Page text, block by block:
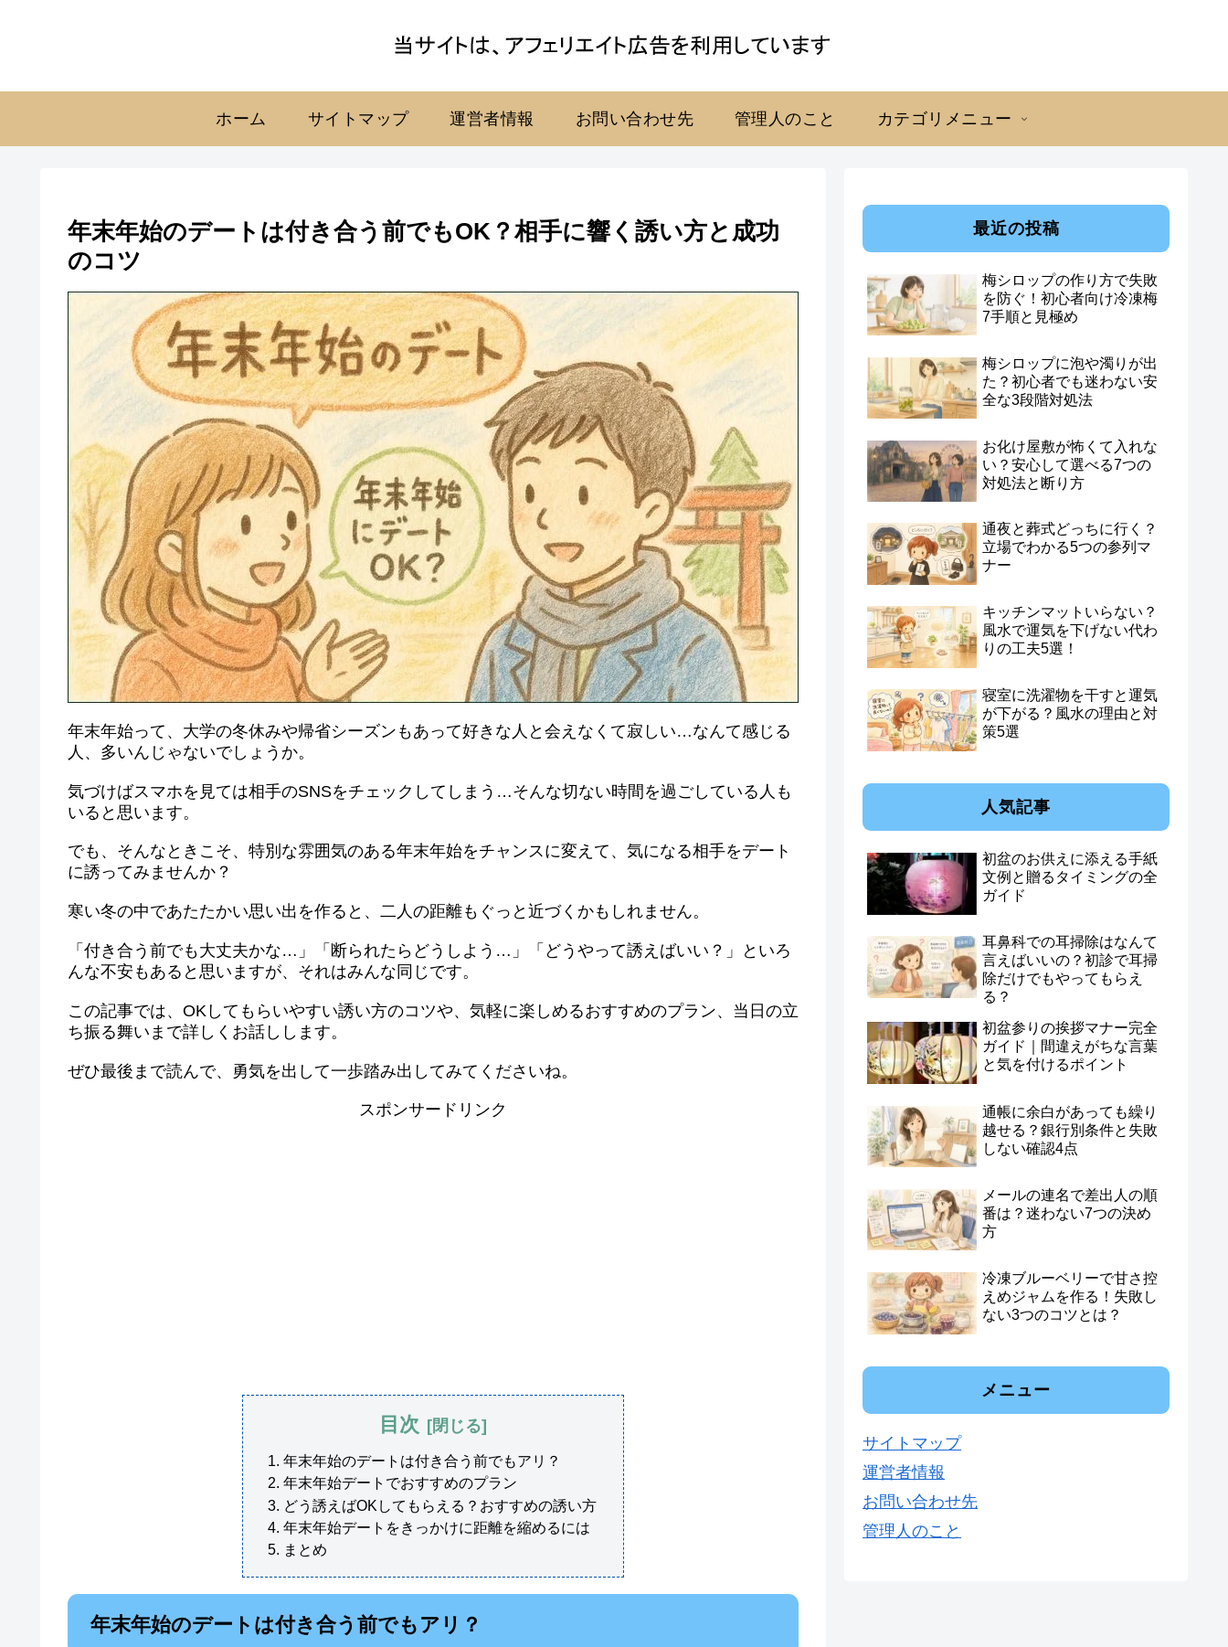
ホーム サイトマップ 運営者情報 お問い合わせ先 管理人のこと カテゴリメニュー
年末年始のデートは付き合う前でもOK？相手に響く誘い方と成功
のコツ
年末年始って、大学の冬休みや帰省シーズンもあって好きな人と会えなくて寂しい…なんて感じる
人、多いんじゃないでしょうか。
気づけばスマホを見ては相手のSNSをチェックしてしまう…そんな切ない時間を過ごしている人も
いると思います。
でも、そんなときこそ、特別な雰囲気のある年末年始をチャンスに変えて、気になる相手をデート
に誘ってみませんか？
寒い冬の中であたたかい思い出を作ると、二人の距離もぐっと近づくかもしれません。
「付き合う前でも大丈夫かな…」「断られたらどうしよう…」「どうやって誘えばいい？」といろ
んな不安もあると思いますが、それはみんな同じです。
この記事では、OKしてもらいやすい誘い方のコツや、気軽に楽しめるおすすめのプラン、当日の立
ち振る舞いまで詳しくお話しします。
ぜひ最後まで読んで、勇気を出して一歩踏み出してみてくださいね。
スポンサードリンク
目次
年末年始のデートは付き合う前でもアリ？
年末年始デートでおすすめのプラン
どう誘えばOKしてもらえる？おすすめの誘い方
年末年始デートをきっかけに距離を縮めるには
まとめ
年末年始のデートは付き合う前でもアリ？
最近の投稿
梅シロップの作り方で失敗
を防ぐ！初心者向け冷凍梅
7手順と見極め
梅シロップに泡や濁りが出
た？初心者でも迷わない安
全な3段階対処法
お化け屋敷が怖くて入れな
い？安心して選べる7つの
対処法と断り方
通夜と葬式どっちに行く？
立場でわかる5つの参列マ
ナー
キッチンマットいらない？
風水で運気を下げない代わ
りの工夫5選！
寝室に洗濯物を干すと運気
が下がる？風水の理由と対
策5選
人気記事
初盆のお供えに添える手紙
文例と贈るタイミングの全
ガイド
耳鼻科での耳掃除はなんて
言えばいいの？初診で耳掃
除だけでもやってもらえ
る？
初盆参りの挨拶マナー完全
ガイド｜間違えがちな言葉
と気を付けるポイント
通帳に余白があっても繰り
越せる？銀行別条件と失敗
しない確認4点
メールの連名で差出人の順
番は？迷わない7つの決め
方
冷凍ブルーベリーで甘さ控
えめジャムを作る！失敗し
ない3つのコツとは？
メニュー
サイトマップ
運営者情報
お問い合わせ先
管理人のこと